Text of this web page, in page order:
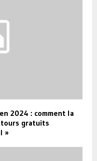
2024 : comment la
gratuits
»